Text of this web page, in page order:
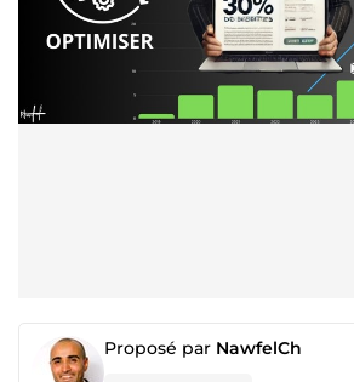
Proposé par NawfelCh